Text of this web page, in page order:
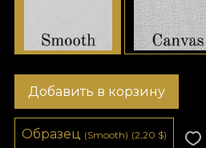
Добавить в корзину
Образец (Smooth) (2,20 $)